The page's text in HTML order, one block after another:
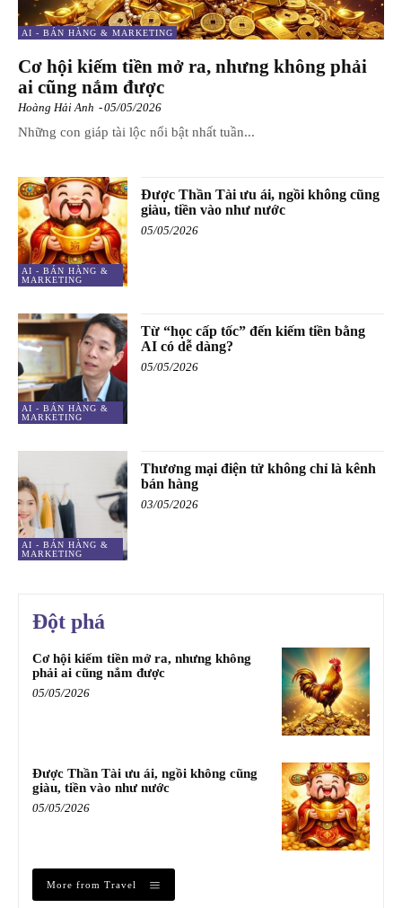
AI - BÁN HÀNG & MARKETING
Cơ hội kiếm tiền mở ra, nhưng không phải
ai cũng nắm được
Hoàng Hải Anh -05/05/2026
Những con giáp tài lộc nổi bật nhất tuần...
AI - BÁN HÀNG &
MARKETING
Được Thần Tài ưu ái, ngồi không cũng
giàu, tiền vào như nước
05/05/2026
AI - BÁN HÀNG &
MARKETING
Từ “học cấp tốc” đến kiếm tiền bằng
AI có dễ dàng?
05/05/2026
AI - BÁN HÀNG &
MARKETING
Thương mại điện tử không chỉ là kênh
bán hàng
03/05/2026
Đột phá
Cơ hội kiếm tiền mở ra, nhưng không
phải ai cũng nắm được
05/05/2026
Được Thần Tài ưu ái, ngồi không cũng
giàu, tiền vào như nước
05/05/2026
More from Travel